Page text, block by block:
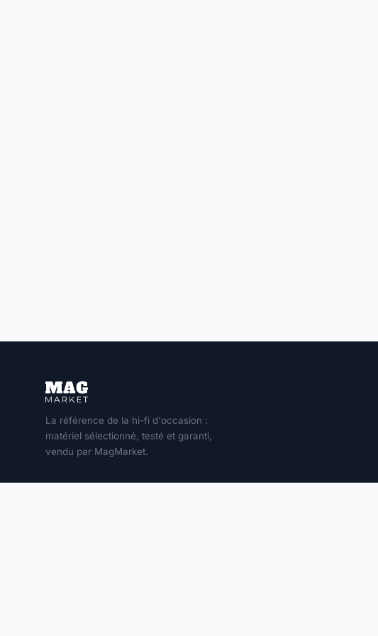
La référence de la hi-fi d'occasion :
matériel sélectionné, testé et garanti,
vendu par MagMarket.